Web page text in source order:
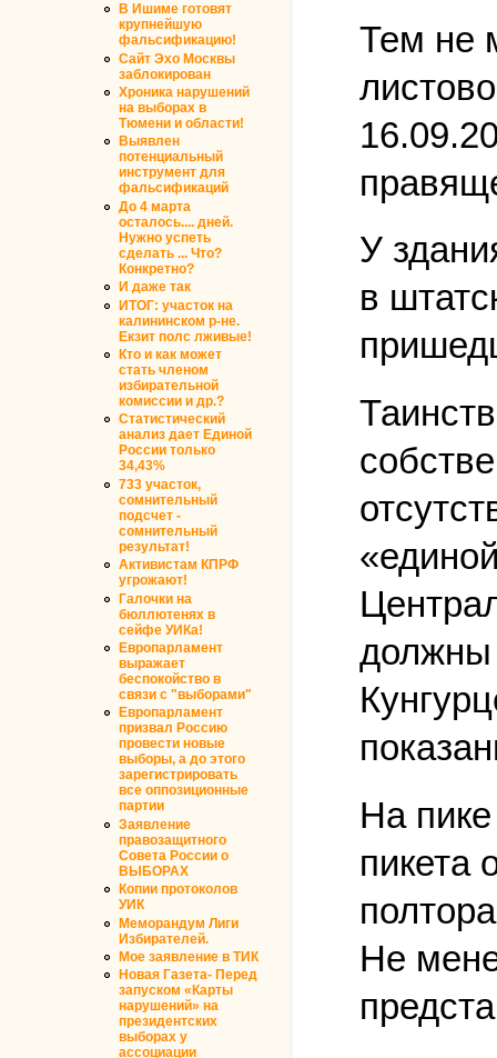
В Ишиме готовят
крупнейшую
фальсификацию!
Сайт Эхо Москвы
заблокирован
Хроника нарушений
на выборах в
Тюмени и области!
Выявлен
потенциальный
инструмент для
фальсификаций
До 4 марта
осталось.... дней.
Нужно успеть
сделать ... Что?
Конкретно?
И даже так
ИТОГ: участок на
калининском р-не.
Екзит полс лживые!
Кто и как может
стать членом
избирательной
комиссии и др.?
Статистический
анализ дает Единой
России только
34,43%
733 участок,
сомнительный
подсчет -
сомнительный
результат!
Активистам КПРФ
угрожают!
Галочки на
бюллютенях в
сейфе УИКа!
Европарламент
выражает
беспокойство в
связи с "выборами"
Европарламент
призвал Россию
провести новые
выборы, а до этого
зарегистрировать
все оппозиционные
партии
Заявление
правозащитного
Совета России о
ВЫБОРАХ
Копии протоколов
УИК
Меморандум Лиги
Избирателей.
Мое заявление в ТИК
Новая Газета- Перед
запуском «Карты
нарушений» на
президентских
выборах у
ассоциации
Тем не
У
в
должны
На
пикета
Не